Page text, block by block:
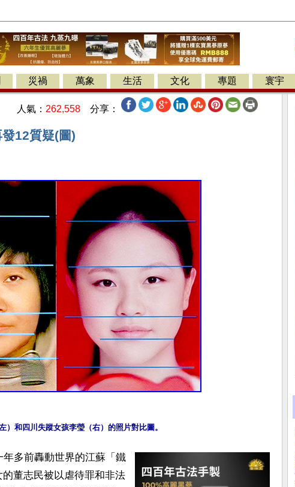
災禍 萬象 生活 文化 專題 寰宇
人氣： 262,558 分享：
12質疑(圖)
年多前轟動世界的江蘇「鐵
董志民被以虐待罪和非法